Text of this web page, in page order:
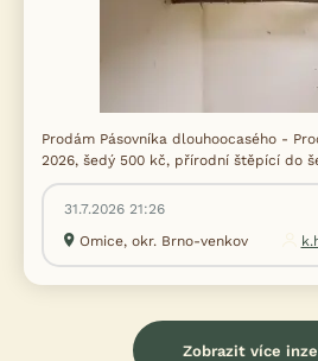
Prodám Pásovníka dlouhoocasého -
2026, šedý 500 kč, přírodní štěpící do
31.7.2026 21:26
Omice, okr. Brno-venkov
Zobrazit více